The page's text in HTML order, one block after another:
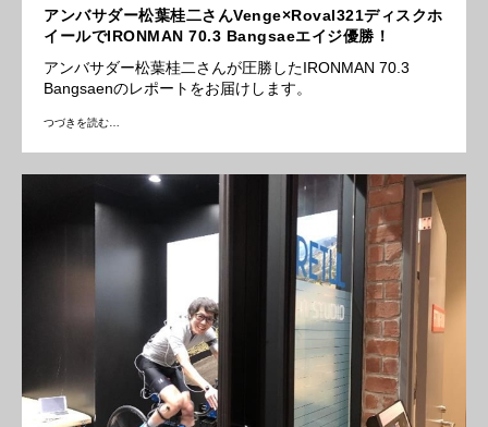
アンバサダー松葉桂二さんVenge×Roval321ディスクホ
イールでIRONMAN 70.3 Bangsaeエイジ優勝！
アンバサダー松葉桂二さんが圧勝したIRONMAN 70.3
Bangsaenのレポートをお届けします。
つづきを読む…